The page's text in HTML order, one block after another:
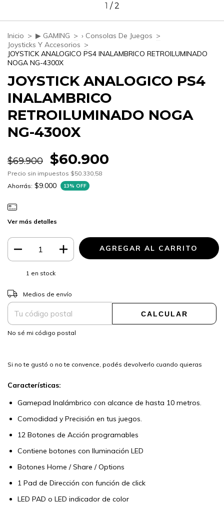
1 /2
Inicio > ▶ GAMING > › Consolas De Juegos >
Joysticks Y Accesorios >
JOYSTICK ANALOGICO PS4 INALAMBRICO RETROILUMINADO
NOGA NG-4300X
JOYSTICK ANALOGICO PS4
INALAMBRICO
RETROILUMINADO NOGA
NG-4300X
$69.900 $60.900
Precio sin impuestos $50.330,58
Ahorrás: $9.000 13% OFF
Ver más detalles
1 en stock
Entregas para el CP:
Medios de envío
CALCULAR
No sé mi código postal
Si no te gustó o no te convence, podés devolverlo cuando quieras
Características:
Gamepad Inalámbrico con alcance de hasta 10 metros.
Comodidad y Precisión en tus juegos.
12 Botones de Acción programables
Contiene botones con Iluminación LED
Botones Home / Share / Options
1 Pad de Dirección con función de click
LED PAD o LED indicador de color